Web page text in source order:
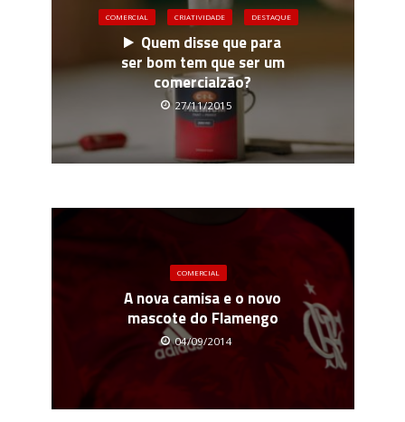
COMERCIAL CRIATIVIDADE DESTAQUE
Quem disse que para
ser bom tem que ser um
comercialzão?
27/11/2015
COMERCIAL
A nova camisa e o novo
mascote do Flamengo
04/09/2014